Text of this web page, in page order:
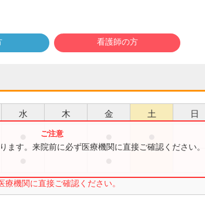
看護師の方
水 木 金 土 日
機関に直接ご確認ください。
ます。来院前に必ず医療機関に直接ご確認ください。